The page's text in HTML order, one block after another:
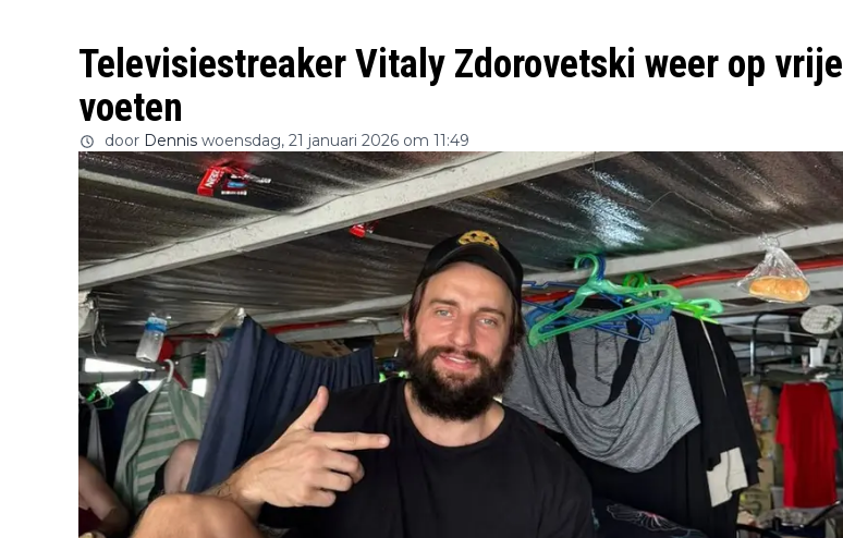
Televisiestreaker Vitaly Zdorovetski weer op vrije
voeten
door Dennis woensdag, 21 januari 2026 om 11:49